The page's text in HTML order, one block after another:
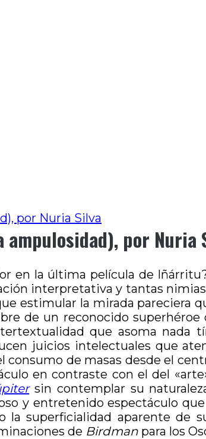
por Nuria Silva
por Nuria
en la última película de
interpretativa y tantas
estimular la mirada pareciera
de un reconocido
que asoma nada
juicios intelectuales que
de masas desde el
en contraste con el del
sin contemplar su
y entretenido espectáculo
superficialidad aparente de
de Birdman para los